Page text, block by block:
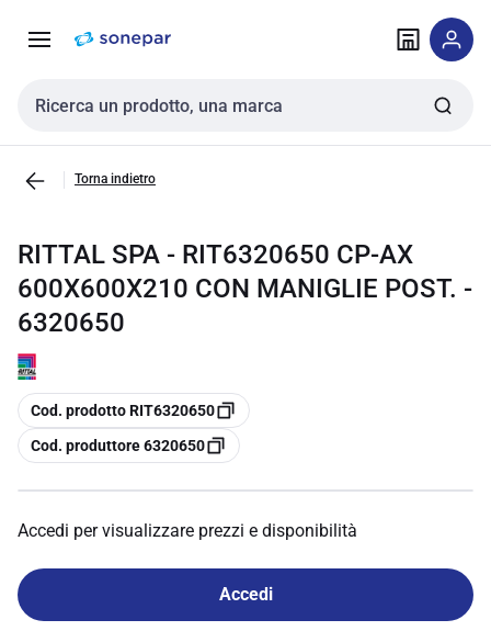
navigazione alla
Cerca input
Torna indietro
RITTAL SPA - RIT6320650 CP-AX
600X600X210 CON MANIGLIE POST. -
6320650
copia
Cod. prodotto RIT6320650
copia
Cod. produttore 6320650
Accedi per visualizzare prezzi e disponibilità
Accedi